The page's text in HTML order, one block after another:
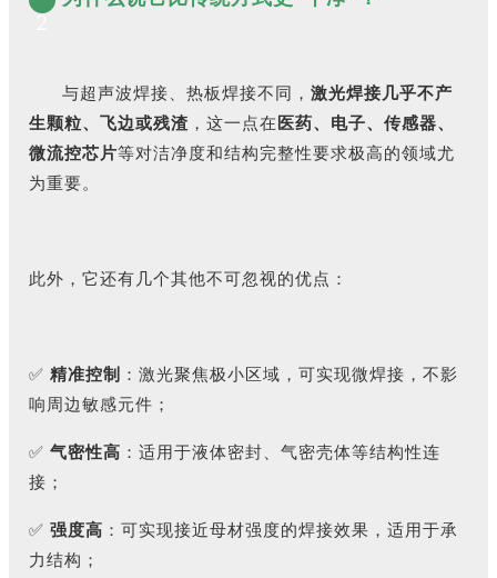
2
与超声波焊接、热板焊接不同， 激光焊接几乎不产
生颗粒、飞边或残渣 ，这一点在 医药、电子、传感器、
微流控芯片等对洁净度和结构完整性要求极高的领域尤
为重要。
此外，它还有几个其他不可忽视的优点：
✅ 精准控制
：激光聚焦极小区域，可实现微焊接，不影
响周边敏感元件；
✅ 气密性高 ：适用于液体密封、气密壳体等结构性连
接；
✅ 强度高 ：可实现接近母材强度的焊接效果，适用于承
力结构；